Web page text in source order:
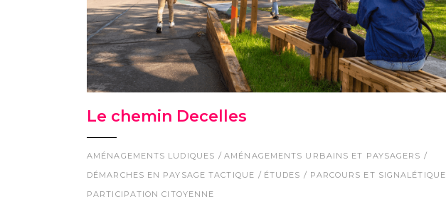
Le chemin Decelles
AMÉNAGEMENTS LUDIQUES
AMÉNAGEMENTS URBAINS ET PAYSAGERS
DÉMARCHES EN PAYSAGE TACTIQUE
ÉTUDES
PARCOURS ET SIGNALÉTIQUE
PARTICIPATION CITOYENNE